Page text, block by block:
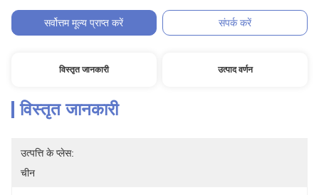
सर्वोत्तम मूल्य प्राप्त करें संपर्क करें
विस्तृत जानकारी उत्पाद वर्णन
विस्तृत जानकारी
उत्पत्ति के प्लेस:
चीन